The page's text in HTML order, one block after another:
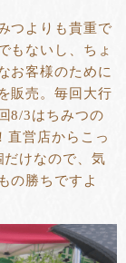
つよりも貴重で
もないし、ちょ
お客様のために
販売。毎回大行
8/3はちみつの
直営店からこっ
だけなので、気
の勝ちですよ